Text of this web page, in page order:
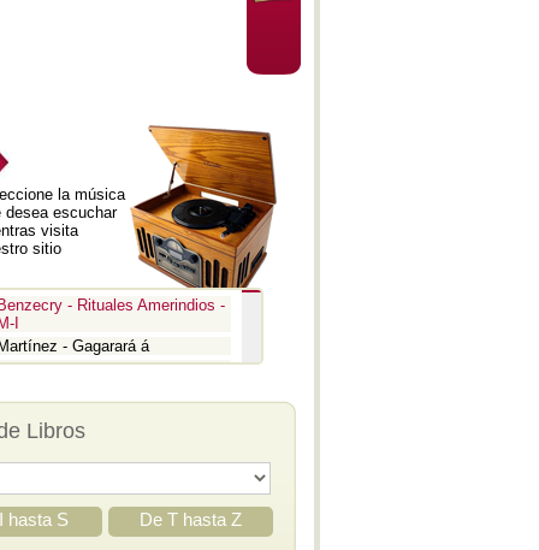
la música
desea escuchar
visita
sitio
Benzecry - Rituales Amerindios -
M-I
Martínez - Gagarará á
- Pedro y el lobo
- Romeo y Julieta -
Suite 3
- Iván el Terrible
Libros
hasta S De T hasta Z